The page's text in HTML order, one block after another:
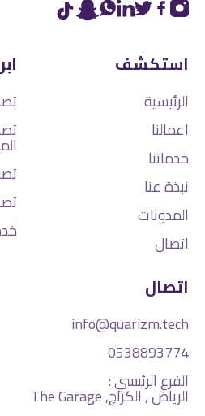
استكشف
الرئيسية
اعمالنا
خدماتنا
نبذة عنا
المدونات
اتصال
اتصال
info@quarizm.tech
0538893774
الفرع الرئيسي :
الرياض , الكراچ, The Garage